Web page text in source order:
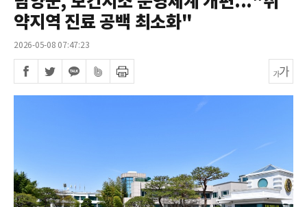
약지역 진료 공백 최소화"
2026-05-08 07:47:23